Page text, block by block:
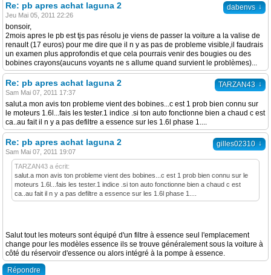
dabenvs ↓
Re: pb apres achat laguna 2
Jeu Mai 05, 2011 22:26
bonsoir,
2mois apres le pb est tjs pas résolu je viens de passer la voiture a la valise de
renault (17 euros) pour me dire que il n y as pas de probleme visible,il faudrais
un examen plus approfondis et que cela pourrais venir des bougies ou des
bobines crayons(aucuns voyants ne s allume quand survient le problèmes)...
TARZAN43 ↓
Re: pb apres achat laguna 2
Sam Mai 07, 2011 17:37
salut.a mon avis ton probleme vient des bobines...c est 1 prob bien connu sur
le moteurs 1.6l...fais les tester.1 indice .si ton auto fonctionne bien a chaud c est
ca..au fait il n y a pas defiltre a essence sur les 1.6l phase 1....
gilles02310 ↓
Re: pb apres achat laguna 2
Sam Mai 07, 2011 19:07
TARZAN43 a écrit:
salut.a mon avis ton probleme vient des bobines...c est 1 prob bien connu sur le
moteurs 1.6l...fais les tester.1 indice .si ton auto fonctionne bien a chaud c est
ca..au fait il n y a pas defiltre a essence sur les 1.6l phase 1....
Salut tout les moteurs sont équipé d'un filtre à essence seul l'emplacement
change pour les modèles essence ils se trouve généralement sous la voiture à
côté du réservoir d'essence ou alors intégré à la pompe à essence.
Répondre